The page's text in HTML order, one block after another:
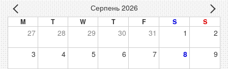
Серпень 2026
M T W T F S S
27 28 29 30 31 1 2
3 4 5 6 7 8 9